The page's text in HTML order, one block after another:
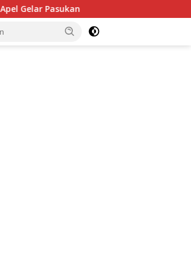
BNN RI Ajak 5.000 Mahasiswa Baru UI